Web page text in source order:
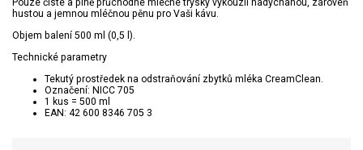
Pouze čisté a plně průchodné mléčné trysky vykouzlí nadýchanou, zároveň
hustou a jemnou mléčnou pěnu pro Vaši kávu.
Objem balení 500 ml (0,5 l).
Technické parametry
Tekutý prostředek na odstraňování zbytků mléka CreamClean.
Označení: NICC 705
1 kus = 500 ml
EAN: 42 600 8346 705 3